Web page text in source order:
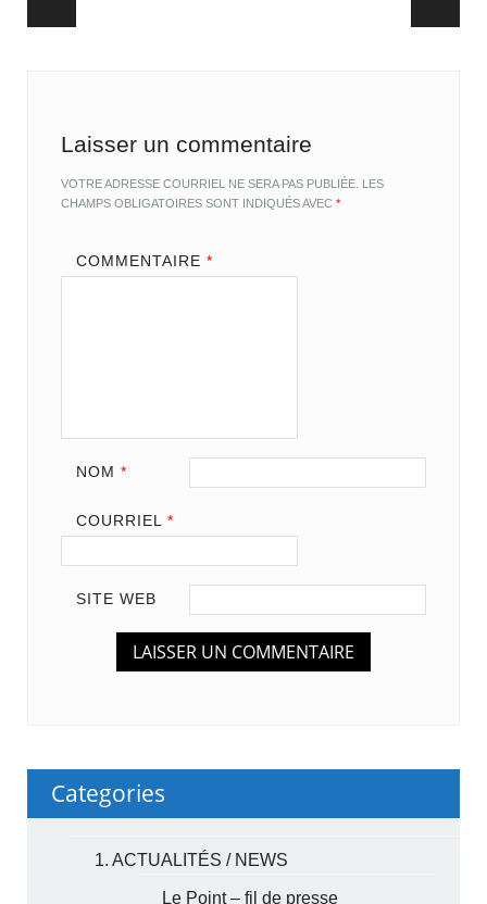
Post navigation
Laisser un commentaire
VOTRE ADRESSE COURRIEL NE SERA PAS PUBLIÉE. LES
CHAMPS OBLIGATOIRES SONT INDIQUÉS AVEC*
COMMENTAIRE *
NOM *
COURRIEL *
SITE WEB
Categories
1. ACTUALITÉS / NEWS
Le Point – fil de presse